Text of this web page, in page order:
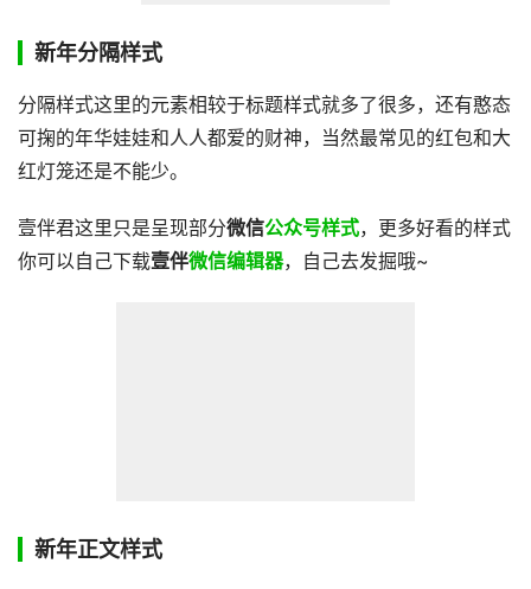
新年分隔样式
分隔样式这里的元素相较于标题样式就多了很多，还有憨态
可掬的年华娃娃和人人都爱的财神，当然最常见的红包和大
红灯笼还是不能少。
壹伴君这里只是呈现部分微信公众号样式，更多好看的样式
你可以自己下载壹伴微信编辑器，自己去发掘哦~
新年正文样式